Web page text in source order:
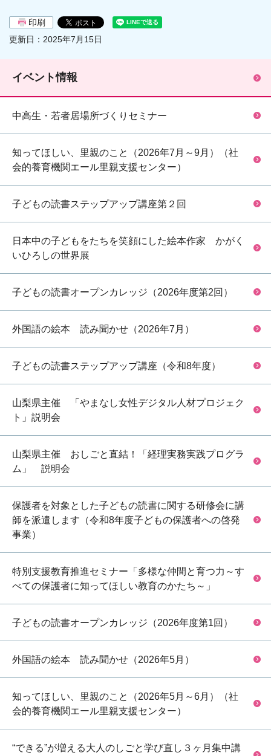
印刷
更新日：2025年7月15日
イベント情報
中高生・若者居場所づくりセミナー
知ってほしい、里親のこと（2026年7月～9月）（社
会的養育機関エール里親支援センター）
子どもの読書ステップアップ講座第２回
日本中の子どもをたちを笑顔にした絵本作家 かがく
いひろしの世界展
子どもの読書オープンカレッジ（2026年度第2回）
外国語の絵本 読み聞かせ（2026年7月）
子どもの読書ステップアップ講座（令和8年度）
山梨県主催 「やまなし女性デジタル人材プロジェク
ト」説明会
山梨県主催 おしごと直結！「経理実務実践プログラ
ム」 説明会
保護者を対象とした子どもの読書に関する研修会に講
師を派遣します（令和8年度子どもの保護者への啓発
事業）
特別支援教育推進セミナー「多様な仲間と育つ力～す
べての保護者に知ってほしい教育のかたち～」
子どもの読書オープンカレッジ（2026年度第1回）
外国語の絵本 読み聞かせ（2026年5月）
知ってほしい、里親のこと（2026年5月～6月）（社
会的養育機関エール里親支援センター）
“できる”が増える大人のしごと学び直し３ヶ月集中講